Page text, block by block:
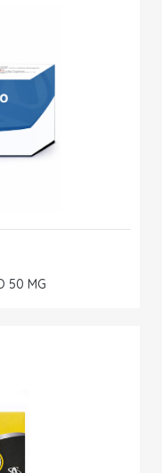
50 MG